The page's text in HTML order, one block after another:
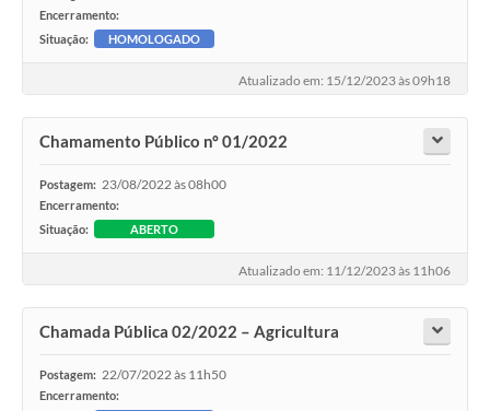
Encerramento:
Situação:
HOMOLOGADO
Atualizado em: 15/12/2023 às 09h18
Chamamento Público nº 01/2022
Postagem: 23/08/2022 às 08h00
Encerramento:
Situação:
ABERTO
Atualizado em: 11/12/2023 às 11h06
Chamada Pública 02/2022 – Agricultura
Postagem: 22/07/2022 às 11h50
Encerramento: